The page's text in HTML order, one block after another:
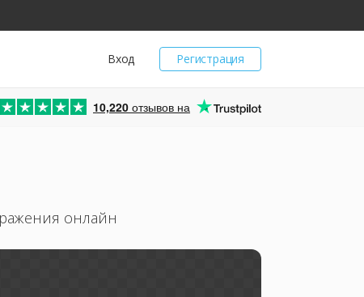
Регистрация
Вход
10,220 отзывов на
онлайн